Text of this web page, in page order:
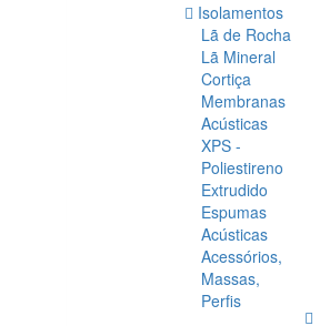
Isolamentos
Lã de Rocha
Lã Mineral
Cortiça
Membranas
Acústicas
XPS -
Poliestireno
Extrudido
Espumas
Acústicas
Acessórios,
Massas,
Perfis